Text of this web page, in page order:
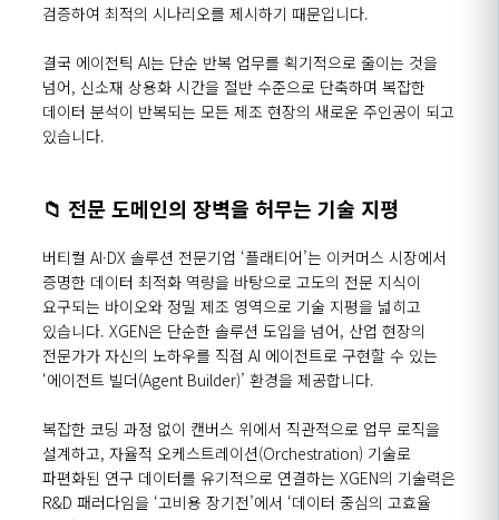
검증하여 최적의 시나리오를 제시하기 때문입니다.
결국 에이전틱 AI는 단순 반복 업무를 획기적으로 줄이는 것을
넘어, 신소재 상용화 시간을 절반 수준으로 단축하며 복잡한
데이터 분석이 반복되는 모든 제조 현장의 새로운 주인공이 되고
있습니다.
📁 전문 도메인의 장벽을 허무는 기술 지평
버티컬 AI·DX 솔루션 전문기업 ‘플래티어’는 이커머스 시장에서
증명한 데이터 최적화 역량을 바탕으로 고도의 전문 지식이
요구되는 바이오와 정밀 제조 영역으로 기술 지평을 넓히고
있습니다. XGEN은 단순한 솔루션 도입을 넘어, 산업 현장의
전문가가 자신의 노하우를 직접 AI 에이전트로 구현할 수 있는
‘에이전트 빌더(Agent Builder)’ 환경을 제공합니다.
복잡한 코딩 과정 없이 캔버스 위에서 직관적으로 업무 로직을
설계하고, 자율적 오케스트레이션(Orchestration) 기술로
파편화된 연구 데이터를 유기적으로 연결하는 XGEN의 기술력은
R&D 패러다임을 ‘고비용 장기전’에서 ‘데이터 중심의 고효율